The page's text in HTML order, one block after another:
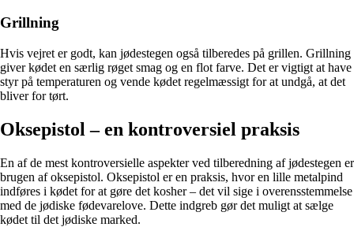
Grillning
Hvis vejret er godt, kan jødestegen også tilberedes på grillen. Grillning
giver kødet en særlig røget smag og en flot farve. Det er vigtigt at have
styr på temperaturen og vende kødet regelmæssigt for at undgå, at det
bliver for tørt.
Oksepistol – en kontroversiel praksis
En af de mest kontroversielle aspekter ved tilberedning af jødestegen er
brugen af oksepistol. Oksepistol er en praksis, hvor en lille metalpind
indføres i kødet for at gøre det kosher – det vil sige i overensstemmelse
med de jødiske fødevarelove. Dette indgreb gør det muligt at sælge
kødet til det jødiske marked.